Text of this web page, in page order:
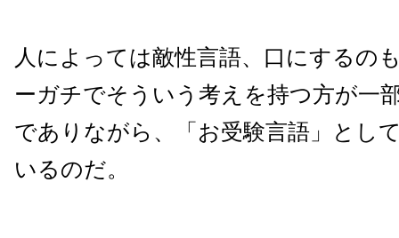
人によっては敵性言語、口にするの
ーガチでそういう考えを持つ方が一
でありながら、「お受験言語」とし
いるのだ。